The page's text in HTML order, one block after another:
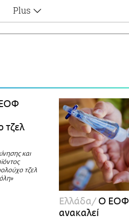
Plus
Οι Αθηναίοι
Lgbtqi+
τζελ
και
τζελ
Ελλάδα Ο ΕΟΦ
ανακαλεί